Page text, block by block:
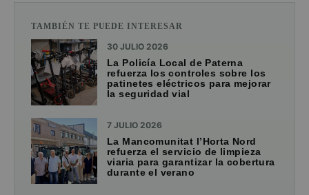
TAMBIÉN TE PUEDE INTERESAR
30 JULIO 2026
La Policía Local de Paterna
refuerza los controles sobre los
patinetes eléctricos para mejorar
la seguridad vial
7 JULIO 2026
La Mancomunitat l’Horta Nord
refuerza el servicio de limpieza
viaria para garantizar la cobertura
durante el verano